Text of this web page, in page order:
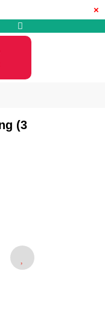
×
(3